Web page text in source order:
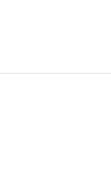
de qualidade,